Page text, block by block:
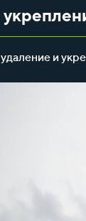
удаление и